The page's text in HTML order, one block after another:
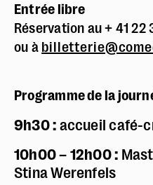
Entrée libre
Réservation au + 41 22
ou à
Programme de la
9h30 : accueil café-
10h00 – 12h00 :
Stina Werenfels